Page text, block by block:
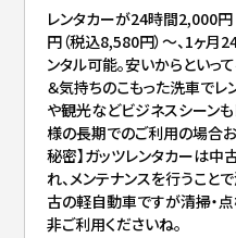
レンタカーが24時間2,000円
円（税込8,580円）～、1ヶ
ンタル可能。安いからといっ
＆気持ちのこもった洗車でレ
や観光などビジネスシーン
様の長期でのご利用の場合
秘密】ガッツレンタカーは
れ、メンテナンスを行うこと
古の軽自動車ですが清掃・
非ご利用くださいね。